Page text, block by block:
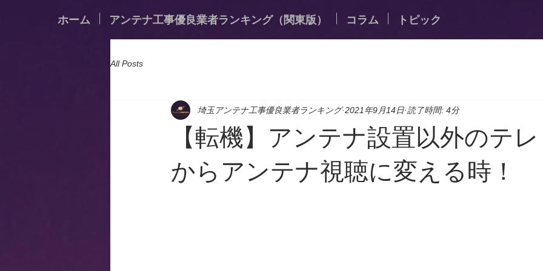
All Posts
【転機】アンテナ設置以外のテ
からアンテナ視聴に変える時！
埼玉アンテナ工事優良業者ランキング 2021年9月14日 読了時間: 4分
ホーム アンテナ工事優良業者ランキング（関東版） コラム トピック